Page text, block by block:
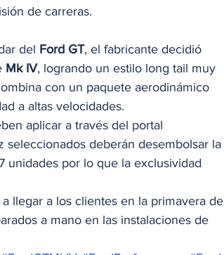
de carreras.
del Ford GT, el fabricante decidió
Mk IV, logrando un estilo long tail muy
con un paquete aerodinámico
a altas velocidades.
aplicar a través del portal
seleccionados deberán desembolsar la
unidades por lo que la exclusividad
llegar a los clientes en la primavera de
a mano en las instalaciones de